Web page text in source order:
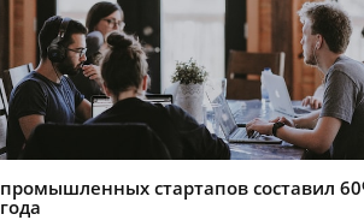
промышленных стартапов составил
года